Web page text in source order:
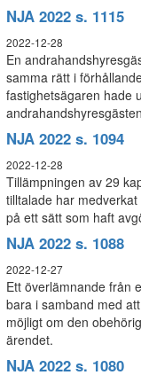
NJA 2022 s. 1115
2022-12-28
En
samma rätt i
fastighetsägaren hade
NJA 2022 s. 1094
2022-12-28
Tillämpningen av 29
tilltalade har
på ett sätt som haft
NJA 2022 s. 1088
2022-12-27
Ett överlämnande från
bara i samband med
möjligt om den
ärendet.
NJA 2022 s. 1080